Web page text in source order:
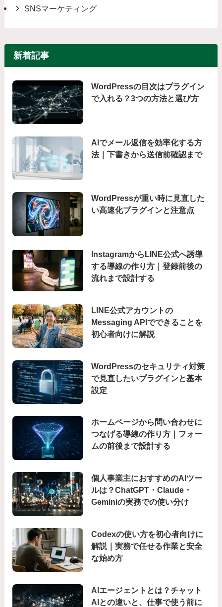
SNSマーケティング
新着記事
WordPressの目次はプラグイン
で入れる？3つの方法と選び方
AIでメール返信を効率化する方
法｜下書きから送信前確認まで
WordPressが重い時に見直した
い高速化プラグインと注意点
InstagramからLINE公式へ誘導
する導線の作り方｜登録前後の
流れまで設計する
LINE公式アカウントの
Messaging APIでできることを
初心者向けに解説
WordPressのセキュリティ対策
で見直したいプラグインと基本
設定
ホームページから問い合わせに
つなげる導線の作り方｜フォー
ムの前後まで設計する
個人事業主におすすめのAIツー
ルは？ChatGPT・Claude・
Geminiの実務での使い分け
Codexの使い方を初心者向けに
解説｜実務で任せる作業と安全
な始め方
AIエージェントとは？チャット
AIとの違いと、仕事で使う前に